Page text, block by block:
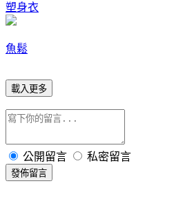
塑身衣
魚鬆
載入更多
公開留言 私密留言
發佈留言